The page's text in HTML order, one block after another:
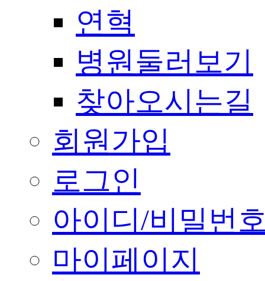
연혁
병원둘러보기
찾아오시는길
회원가입
로그인
아이디/비밀번
마이페이지